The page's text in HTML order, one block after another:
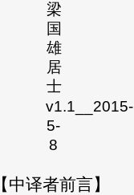
梁
国
雄
居
士
v1.1__2015-
5-
8
【中译者前言】